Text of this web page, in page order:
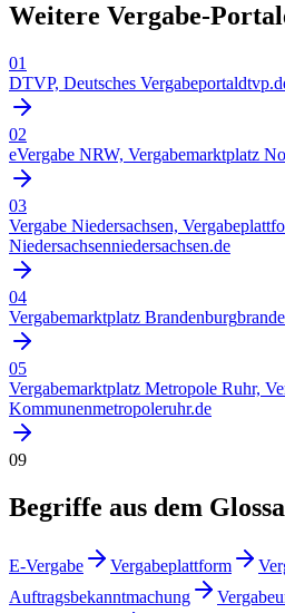
Weitere Vergabe-
01
DTVP, Deutsches Vergabeportal
02
eVergabe NRW, Vergabemarktplatz
03
Vergabe Niedersachsen,
Niedersachsenniedersachsen.de
04
Vergabemarktplatz Brandenburg
05
Vergabemarktplatz Metropole Ruhr,
Kommunenmetropoleruhr.de
09
Begriffe aus dem
E-Vergabe Vergabeplattform
Auftragsbekanntmachung